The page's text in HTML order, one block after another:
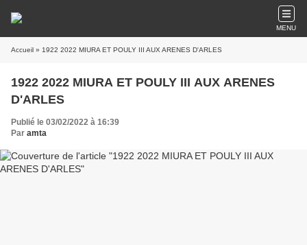
MENU
Accueil » 1922 2022 MIURA ET POULY III AUX ARENES D'ARLES
1922 2022 MIURA ET POULY III AUX ARENES
D'ARLES
Publié le 03/02/2022 à 16:39
Par amta